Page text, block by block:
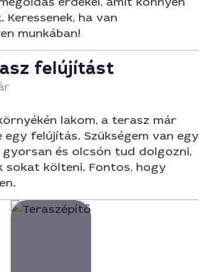
ha van
munkában!
felújítást
lakom, a terasz már
felújítás. Szükségem van egy
gyorsan és olcsón tud dolgozni,
sokat költeni. Fontos, hogy